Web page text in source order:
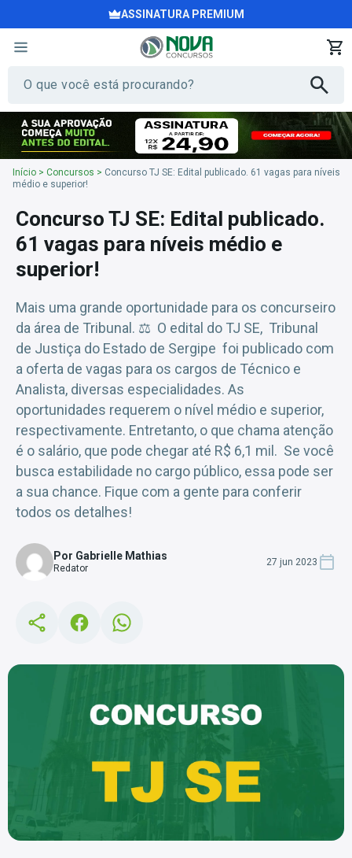
ASSINATURA PREMIUM
Início > Concursos > Concurso TJ SE: Edital publicado. 61 vagas para níveis
médio e superior!
Concurso TJ SE: Edital publicado.
61 vagas para níveis médio e
superior!
Mais uma grande oportunidade para os concurseiro
da área de Tribunal. ⚖️ O edital do TJ SE, Tribunal
de Justiça do Estado de Sergipe foi publicado com
a oferta de vagas para os cargos de Técnico e
Analista, diversas especialidades. As
oportunidades requerem o nível médio e superior,
respectivamente. Entretanto, o que chama atenção
é o salário, que pode chegar até R$ 6,1 mil. Se você
busca estabilidade no cargo público, essa pode ser
a sua chance. Fique com a gente para conferir
todos os detalhes!
Por Gabrielle Mathias
Redator
27 jun 2023